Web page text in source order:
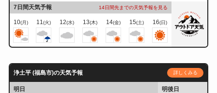
7日間天気予報 14日間先までの天気予報を見る
10(月) 11(火) 12(水) 13(木) 14(金) 15(土) 16(日)
浄土平 (福島市)の天気予報 詳しくみる
明日
明後日